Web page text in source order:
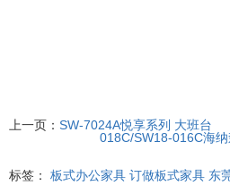
上一页： SW-7024A悦享系列 大班台
018C/SW18-016C海
标签： 板式办公家具 订做板式家具 东